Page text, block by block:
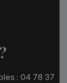
: 04 78 37